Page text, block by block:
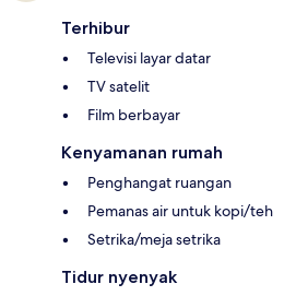
Terhibur
Televisi layar datar
TV satelit
Film berbayar
Kenyamanan rumah
Penghangat ruangan
Pemanas air untuk kopi/teh
Setrika/meja setrika
Tidur nyenyak